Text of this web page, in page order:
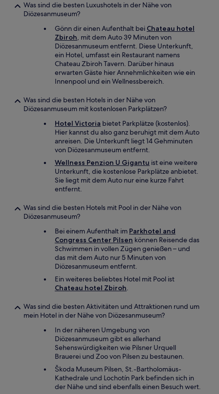
Was sind die besten Luxushotels in der Nähe von
Diözesanmuseum?
Gönn dir einen Aufenthalt bei Chateau hotel
Zbiroh, mit dem Auto 39 Minuten von
Diözesanmuseum entfernt. Diese Unterkunft,
ein Hotel, umfasst ein Restaurant namens
Chateau Zbiroh Tavern. Darüber hinaus
erwarten Gäste hier Annehmlichkeiten wie ein
Innenpool und ein Wellnessbereich.
Was sind die besten Hotels in der Nähe von
Diözesanmuseum mit kostenlosen Parkplätzen?
Hotel Victoria bietet Parkplätze (kostenlos).
Hier kannst du also ganz beruhigt mit dem Auto
anreisen. Die Unterkunft liegt 14 Gehminuten
von Diözesanmuseum entfernt.
Wellness Penzion U Gigantu ist eine weitere
Unterkunft, die kostenlose Parkplätze anbietet.
Sie liegt mit dem Auto nur eine kurze Fahrt
entfernt.
Was sind die besten Hotels mit Pool in der Nähe von
Diözesanmuseum?
Bei einem Aufenthalt im Parkhotel and
Congress Center Pilsen können Reisende das
Schwimmen in vollen Zügen genießen – und
das mit dem Auto nur 5 Minuten von
Diözesanmuseum entfernt.
Ein weiteres beliebtes Hotel mit Pool ist
Chateau hotel Zbiroh.
Was sind die besten Aktivitäten und Attraktionen rund um
mein Hotel in der Nähe von Diözesanmuseum?
In der näheren Umgebung von
Diözesanmuseum gibt es allerhand
Sehenswürdigkeiten wie Pilsner Urquell
Brauerei und Zoo von Pilsen zu bestaunen.
Škoda Museum Pilsen, St.-Bartholomäus-
Kathedrale und Lochotín Park befinden sich in
der Nähe und sind ebenfalls einen Besuch wert.